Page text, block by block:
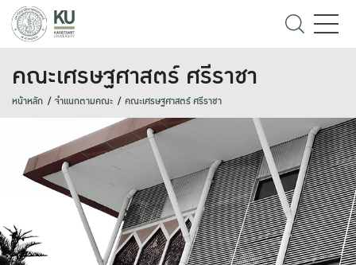
คณะเศรษฐศาสตร์ ศรีราชา
หน้าหลัก จำแนกตามคณะ คณะเศรษฐศาสตร์ ศรีราชา